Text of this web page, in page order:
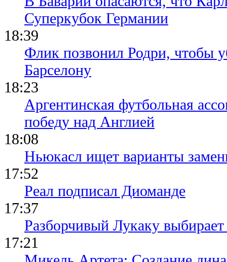
Суперкубок Германии
18:39
Флик позвонил Родри, чтобы
Барселону
18:23
Аргентинская футбольная
победу над Англией
18:08
Ньюкасл ищет варианты
17:52
Реал подписал Диоманде
17:37
Разборчивый Лукаку
17:21